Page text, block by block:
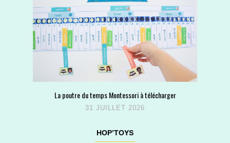
La poutre du temps Montessori à télécharger
31 JUILLET 2026
HOP’TOYS